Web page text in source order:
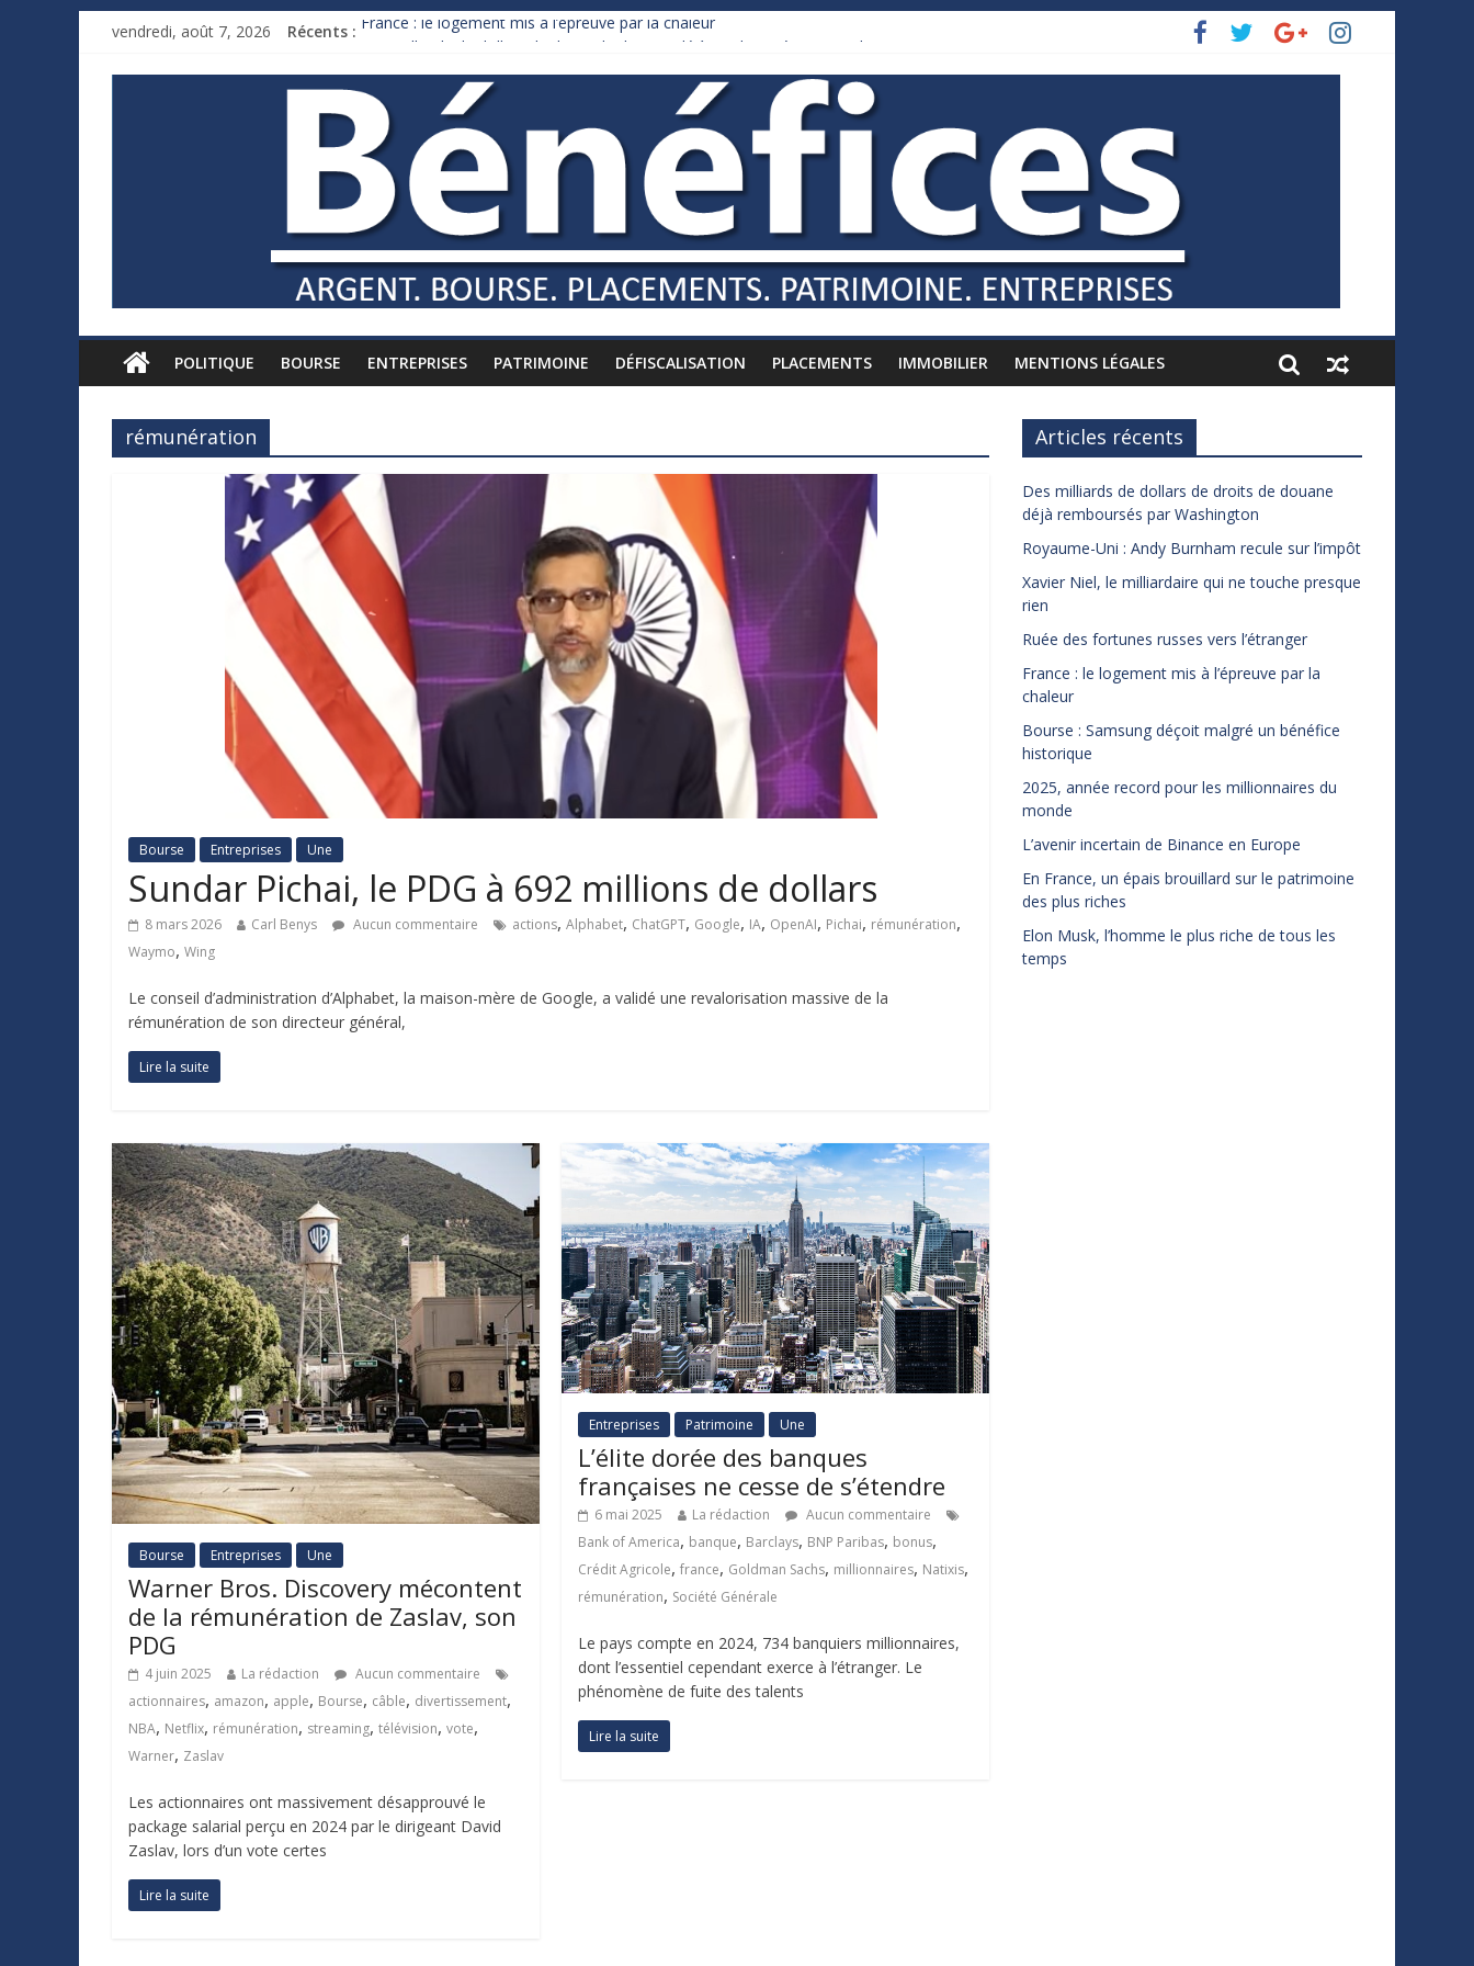
vendredi, août 7, 2026 Récents : France : le logement mis à l’épreuve par la chaleur
Royaume-Uni : Andy Burnham recule sur l’impôt
Xavier Niel, le milliardaire qui ne touche presque rien
Ruée des fortunes russes vers l’étranger
POLITIQUE BOURSE ENTREPRISES PATRIMOINE DÉFISCALISATION PLACEMENTS IMMOBILIER MENTIONS LÉGALES
rémunération
Bourse Entreprises Une
Sundar Pichai, le PDG à 692 millions de dollars
8 mars 2026 Carl Benys Aucun commentaire actions, Alphabet, ChatGPT, Google, IA, OpenAI, Pichai, rémunération,
Waymo, Wing
Le conseil d’administration d’Alphabet, la maison-mère de Google, a validé une revalorisation massive de la
rémunération de son directeur général,
Lire la suite
Bourse Entreprises Une
Warner Bros. Discovery mécontent
de la rémunération de Zaslav, son
PDG
4 juin 2025 La rédaction
Aucun commentaire
actionnaires, amazon, apple, Bourse, câble, divertissement,
NBA, Netflix, rémunération, streaming, télévision, vote,
Warner, Zaslav
Les actionnaires ont massivement désapprouvé le
package salarial perçu en 2024 par le dirigeant David
Zaslav, lors d’un vote certes
Lire la suite
Entreprises Patrimoine Une
L’élite dorée des banques
françaises ne cesse de s’étendre
6 mai 2025 La rédaction
Aucun commentaire
Bank of America, banque, Barclays, BNP Paribas, bonus,
Crédit Agricole,france, Goldman Sachs, millionnaires, Natixis,
rémunération, Société Générale
Le pays compte en 2024, 734 banquiers millionnaires,
dont l’essentiel cependant exerce à l’étranger. Le
phénomène de fuite des talents
Lire la suite
Articles récents
Des milliards de dollars de droits de douane
déjà remboursés par Washington
Royaume-Uni : Andy Burnham recule sur l’impôt
Xavier Niel, le milliardaire qui ne touche presque
rien
Ruée des fortunes russes vers l’étranger
France : le logement mis à l’épreuve par la
chaleur
Bourse : Samsung déçoit malgré un bénéfice
historique
2025, année record pour les millionnaires du
monde
L’avenir incertain de Binance en Europe
En France, un épais brouillard sur le patrimoine
des plus riches
Elon Musk, l’homme le plus riche de tous les
temps